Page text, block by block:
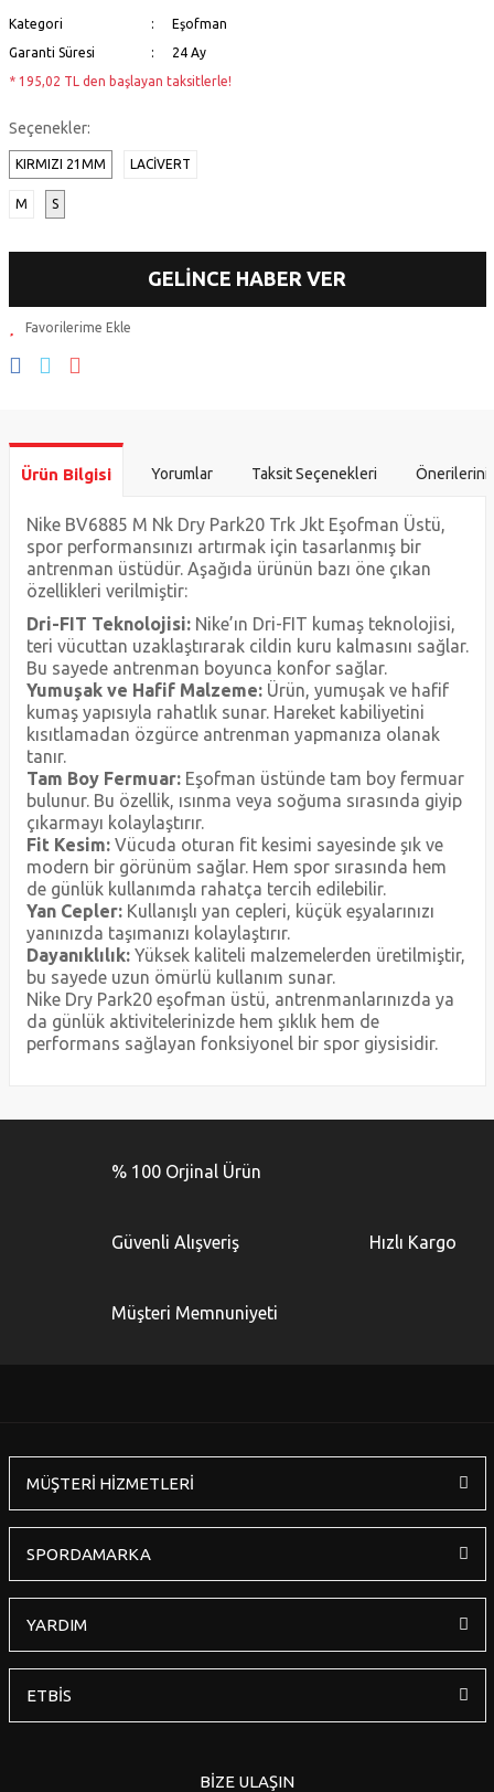
Kategori
Eşofman
Garanti Süresi
24 Ay
* 195,02 TL den başlayan taksitlerle!
Seçenekler:
KIRMIZI 21MM LACİVERT
M S
GELİNCE HABER VER
Ürün Bilgisi Yorumlar Taksit Seçenekleri
Nike BV6885 M Nk Dry Park20 Trk Jkt Eşofman Üstü,
spor performansınızı artırmak için tasarlanmış bir
antrenman üstüdür. Aşağıda ürünün bazı öne çıkan
özellikleri verilmiştir:
Dri-FIT Teknolojisi:Nike’ın Dri-FIT kumaş teknolojisi,
teri vücuttan uzaklaştırarak cildin kuru kalmasını sağlar.
Bu sayede antrenman boyunca konfor sağlar.
Yumuşak ve Hafif Malzeme:Ürün, yumuşak ve hafif
kumaş yapısıyla rahatlık sunar. Hareket kabiliyetini
kısıtlamadan özgürce antrenman yapmanıza olanak
tanır.
Tam Boy Fermuar:Eşofman üstünde tam boy fermuar
bulunur. Bu özellik, ısınma veya soğuma sırasında giyip
çıkarmayı kolaylaştırır.
Fit Kesim:Vücuda oturan fit kesimi sayesinde şık ve
modern bir görünüm sağlar. Hem spor sırasında hem
de günlük kullanımda rahatça tercih edilebilir.
Yan Cepler:Kullanışlı yan cepleri, küçük eşyalarınızı
yanınızda taşımanızı kolaylaştırır.
Dayanıklılık:Yüksek kaliteli malzemelerden üretilmiştir,
bu sayede uzun ömürlü kullanım sunar.
Nike Dry Park20 eşofman üstü, antrenmanlarınızda ya
da günlük aktivitelerinizde hem şıklık hem de
performans sağlayan fonksiyonel bir spor giysisidir.
Görüş ve önerileriniz için teşekkür ederiz.
Ürün resmi kalitesiz, bozuk veya görüntülenemiyor.
Gönder
% 100 Orjinal Ürün
Güvenli Alışveriş Hızlı Kargo
Müşteri Memnuniyeti
MÜŞTERİ HİZMETLERİ
SPORDAMARKA
YARDIM
ETBİS
BİZE ULAŞIN